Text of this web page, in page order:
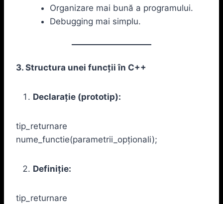
Organizare mai bună a programului.
Debugging mai simplu.
3. Structura unei funcții în C++
Declarație (prototip):
tip_returnare
nume_functie(parametrii_opționali);
Definiție:
tip_returnare